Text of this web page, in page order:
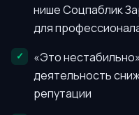
нише Соцпаблик
для
«Это
деятельность
репутации